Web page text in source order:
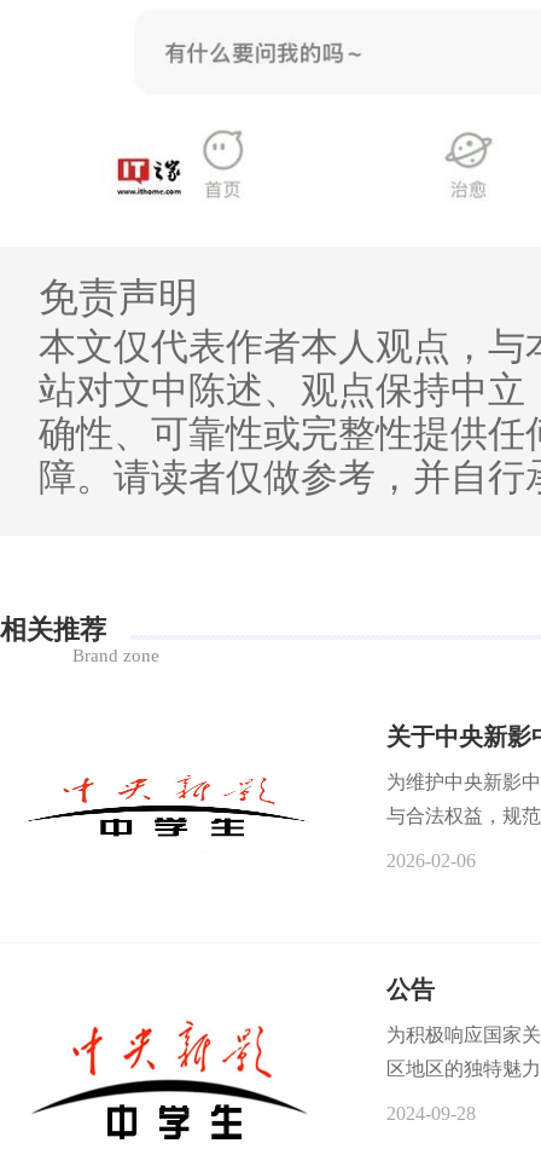
免责声明
本文仅代表作者本人观点，与
站对文中陈述、观点保持中立
确性、可靠性或完整性提供任
障。请读者仅做参考，并自行
相关推荐
Brand zone
关于中央新影
为维护中央新影
与合法权益，规
2026-02-06
公告
为积极响应国家
区地区的独特魅
2024-09-28